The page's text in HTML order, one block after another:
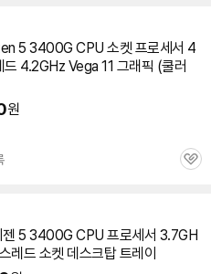
5 3400G CPU 소켓 프로세서 4
4.2GHz Vega 11 그래픽 (쿨러
원
관
5 3400G CPU 프로세서 3.7GH
레드 소켓 데스크탑 트레이